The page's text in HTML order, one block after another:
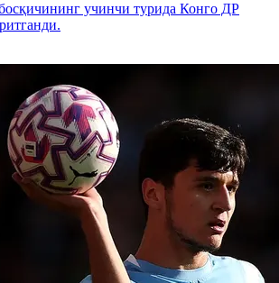
учинчи турида Конго ДР